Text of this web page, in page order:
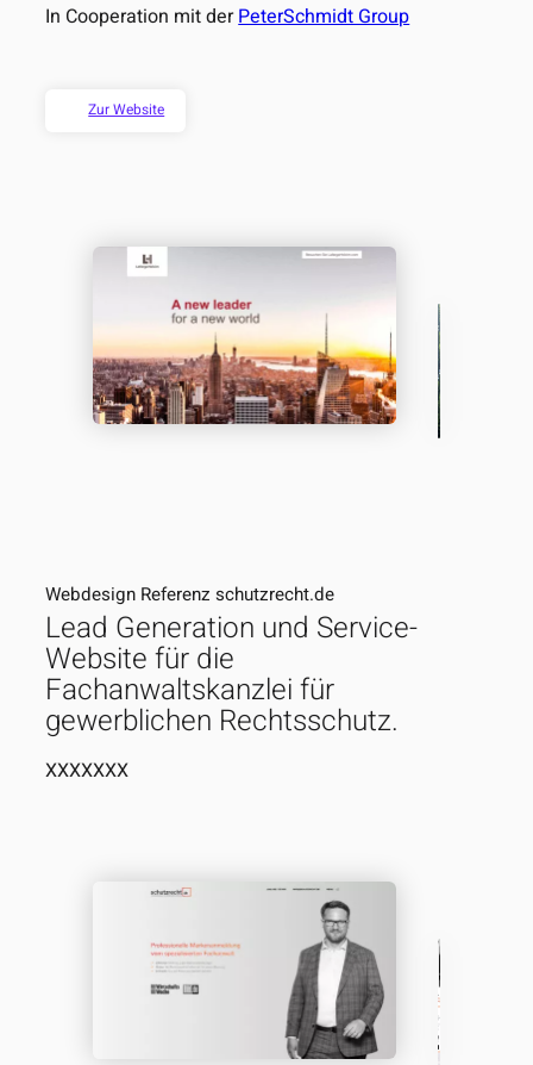
In Cooperation mit derPeterSchmidt Group
Zur Website
Webdesign Referenz schutzrecht.de
Lead Generation und Service-
Website für die
Fachanwaltskanzlei für
gewerblichen Rechtsschutz.
XXXXXXX